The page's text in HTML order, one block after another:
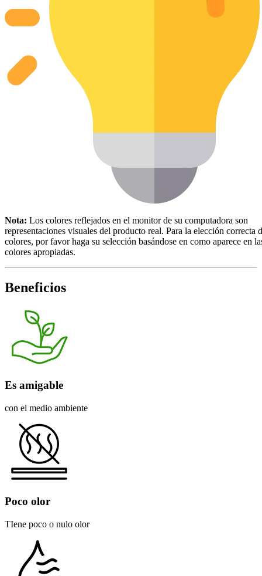
Nota: Los colores reflejados en el monitor de su computadora son
representaciones visuales del producto real. Para la elección correcta
colores, por favor haga su selección basándose en como aparece en
colores apropiadas.
Beneficios
Es amigable
con el medio ambiente
Poco olor
TIene poco o nulo olor